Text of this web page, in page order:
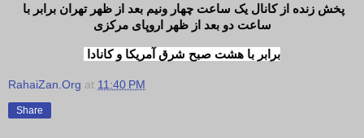
ساعت دو بعد از ظهر اروپای مرکزی
برابر با هشت صبح شرق آمریکا و کانادا
RahaiZan.Org at 11:40 PM
Share